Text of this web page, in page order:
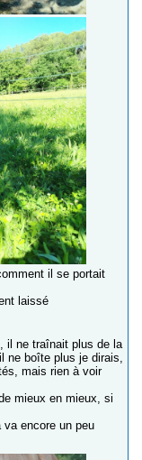
il se portait
laissé
il ne traînait plus de la
ne boîte plus je dirais,
mais rien à voir
mieux en mieux, si
va encore un peu